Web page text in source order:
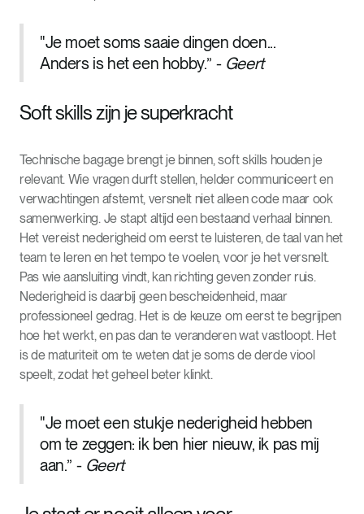
"Je moet soms saaie dingen doen...
Anders is het een hobby.” - Geert
Soft skills zijn je superkracht
Technische bagage brengt je binnen, soft skills houden je
relevant. Wie vragen durft stellen, helder communiceert en
verwachtingen afstemt, versnelt niet alleen code maar ook
samenwerking. Je stapt altijd een bestaand verhaal binnen.
Het vereist nederigheid om eerst te luisteren, de taal van het
team te leren en het tempo te voelen, voor je het versnelt.
Pas wie aansluiting vindt, kan richting geven zonder ruis.
Nederigheid is daarbij geen bescheidenheid, maar
professioneel gedrag. Het is de keuze om eerst te begrijpen
hoe het werkt, en pas dan te veranderen wat vastloopt. Het
is de maturiteit om te weten dat je soms de derde viool
speelt, zodat het geheel beter klinkt.
"Je moet een stukje nederigheid hebben
om te zeggen: ik ben hier nieuw, ik pas mij
aan.” - Geert